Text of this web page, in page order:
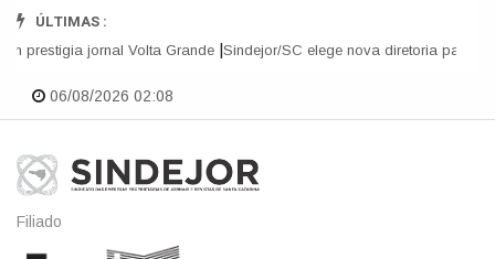
ÚLTIMAS :
prestigia jornal Volta Grande|Sindejor/SC elege nova diretoria para o
06/08/2026 02:08
Filiado